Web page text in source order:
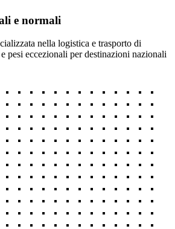
e normali
nella logistica e trasporto di
pesi eccezionali per destinazioni nazionali